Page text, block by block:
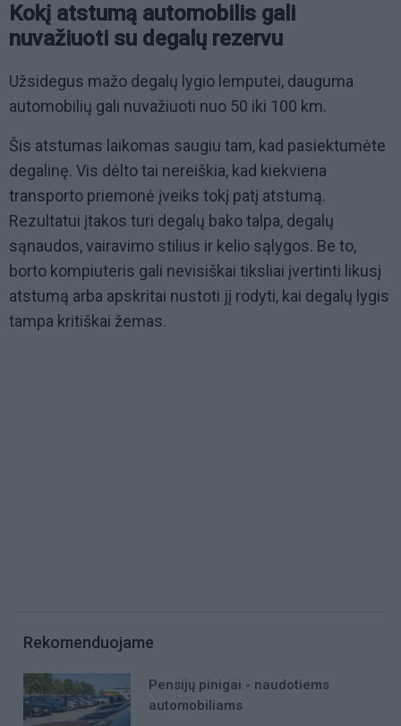
Kokį atstumą automobilis gali
nuvažiuoti su degalų rezervu
Užsidegus mažo degalų lygio lemputei, dauguma
automobilių gali nuvažiuoti nuo 50 iki 100 km.
Šis atstumas laikomas saugiu tam, kad pasiektumėte
degalinę. Vis dėlto tai nereiškia, kad kiekviena
transporto priemonė įveiks tokį patį atstumą.
Rezultatui įtakos turi degalų bako talpa, degalų
sąnaudos, vairavimo stilius ir kelio sąlygos. Be to,
borto kompiuteris gali nevisiškai tiksliai įvertinti likusį
atstumą arba apskritai nustoti jį rodyti, kai degalų lygis
tampa kritiškai žemas.
Rekomenduojame
Pensijų pinigai - naudotiems
automobiliams